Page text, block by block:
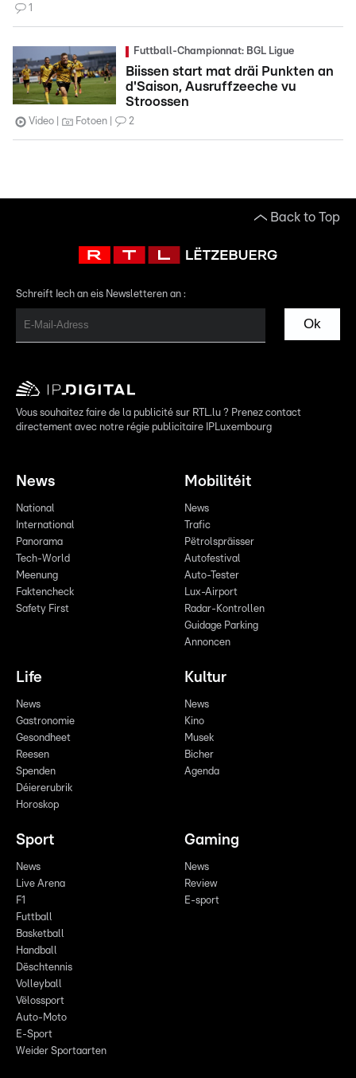
1
Futtball-Championnat: BGL Ligue
Biissen start mat dräi Punkten an
d'Saison, Ausruffzeeche vu
Stroossen
Video Fotoen 2
Back to Top
Schreift Iech an eis Newsletteren an :
Ok
Vous souhaitez faire de la publicité sur RTL.lu ? Prenez contact
directement avec notre régie publicitaire IPLuxembourg
News
National
International
Panorama
Tech-World
Meenung
Faktencheck
Safety First
Mobilitéit
News
Trafic
Pëtrolspräisser
Autofestival
Auto-Tester
Lux-Airport
Radar-Kontrollen
Guidage Parking
Annoncen
Life
News
Gastronomie
Gesondheet
Reesen
Spenden
Déiererubrik
Horoskop
Kultur
News
Kino
Musek
Bicher
Agenda
Sport
News
Live Arena
F1
Futtball
Basketball
Handball
Dëschtennis
Volleyball
Vëlossport
Auto-Moto
E-Sport
Weider Sportaarten
Gaming
News
Review
E-sport